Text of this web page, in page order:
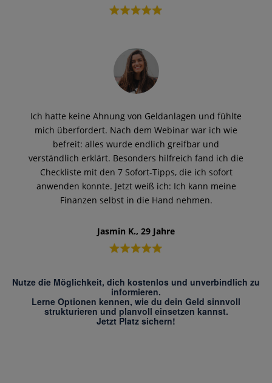
Ich hatte keine Ahnung von Geldanlagen und fühlte
mich überfordert. Nach dem Webinar war ich wie
befreit: alles wurde endlich greifbar und
verständlich erklärt. Besonders hilfreich fand ich die
Checkliste mit den 7 Sofort-Tipps, die ich sofort
anwenden konnte. Jetzt weiß ich: Ich kann meine
Finanzen selbst in die Hand nehmen.
Jasmin K., 29 Jahre
Nutze die Möglichkeit, dich kostenlos und unverbindlich zu
informieren.
Lerne Optionen kennen, wie du dein Geld sinnvoll
strukturieren und planvoll einsetzen kannst.
Jetzt Platz sichern!